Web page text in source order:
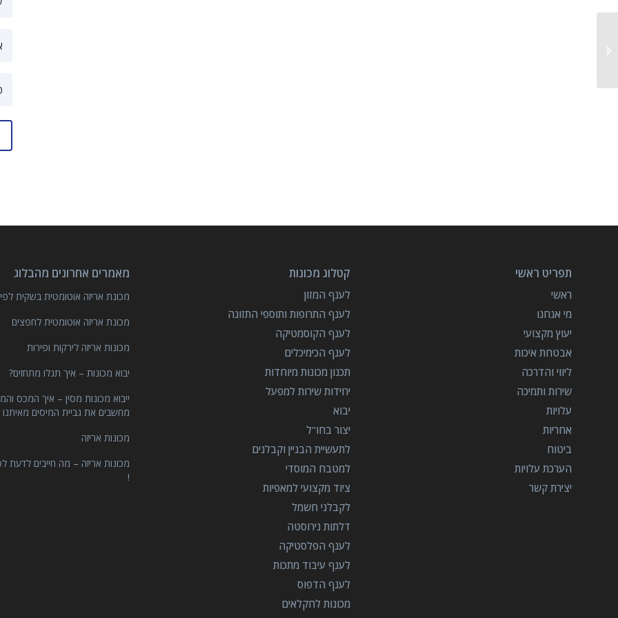
תפריט ראשי
ראשי
מי אנחנו
יעוץ מקצועי
אבטחת איכות
ליווי והדרכה
שירות ותמיכה
עלויות
אחריות
ביטוח
הערכת עלויות
יצירת קשר
קטלוג מכונות
לענף המזון
לענף התרופות ותוספי התזונה
לענף הקוסמטיקה
לענף הכימיכלים
תכנון מכונות מיוחדות
יחידות שירות למפעל
יבוא
יצור בחו"ל
לתעשיית הבניין וקבלנים
למטבח המוסדי
ציוד מקצועי למאפיות
לקבלני חשמל
דלתות נירוסטה
לענף הפלסטיקה
לענף עיבוד מתכות
לענף הדפוס
מכונות לחקלאים
מאמרים אחרונים מהבלוג
מכונת אריזה אוטומטית בשקית
מכונת אריזה אוטומטית לחפצים
מכונות אריזה לירקות ופירות
יבוא מכונות – איך תגלו מתחזים?
ייבוא מכונות מסין – איך המכס
מחשבים את גביית המיסים מאיתנו
מכונות אריזה
מכונות אריזה – מה חייבים לדעת
!